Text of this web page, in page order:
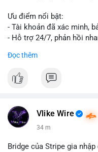
Ưu điểm nổi bật:
- Tài khoản đã xác minh,
- Hỗ trợ 24/7, phản hồi
nay:
📧 Email:
Đọc thêm
Vlike Wire
34 m
Bridge của Stripe gia